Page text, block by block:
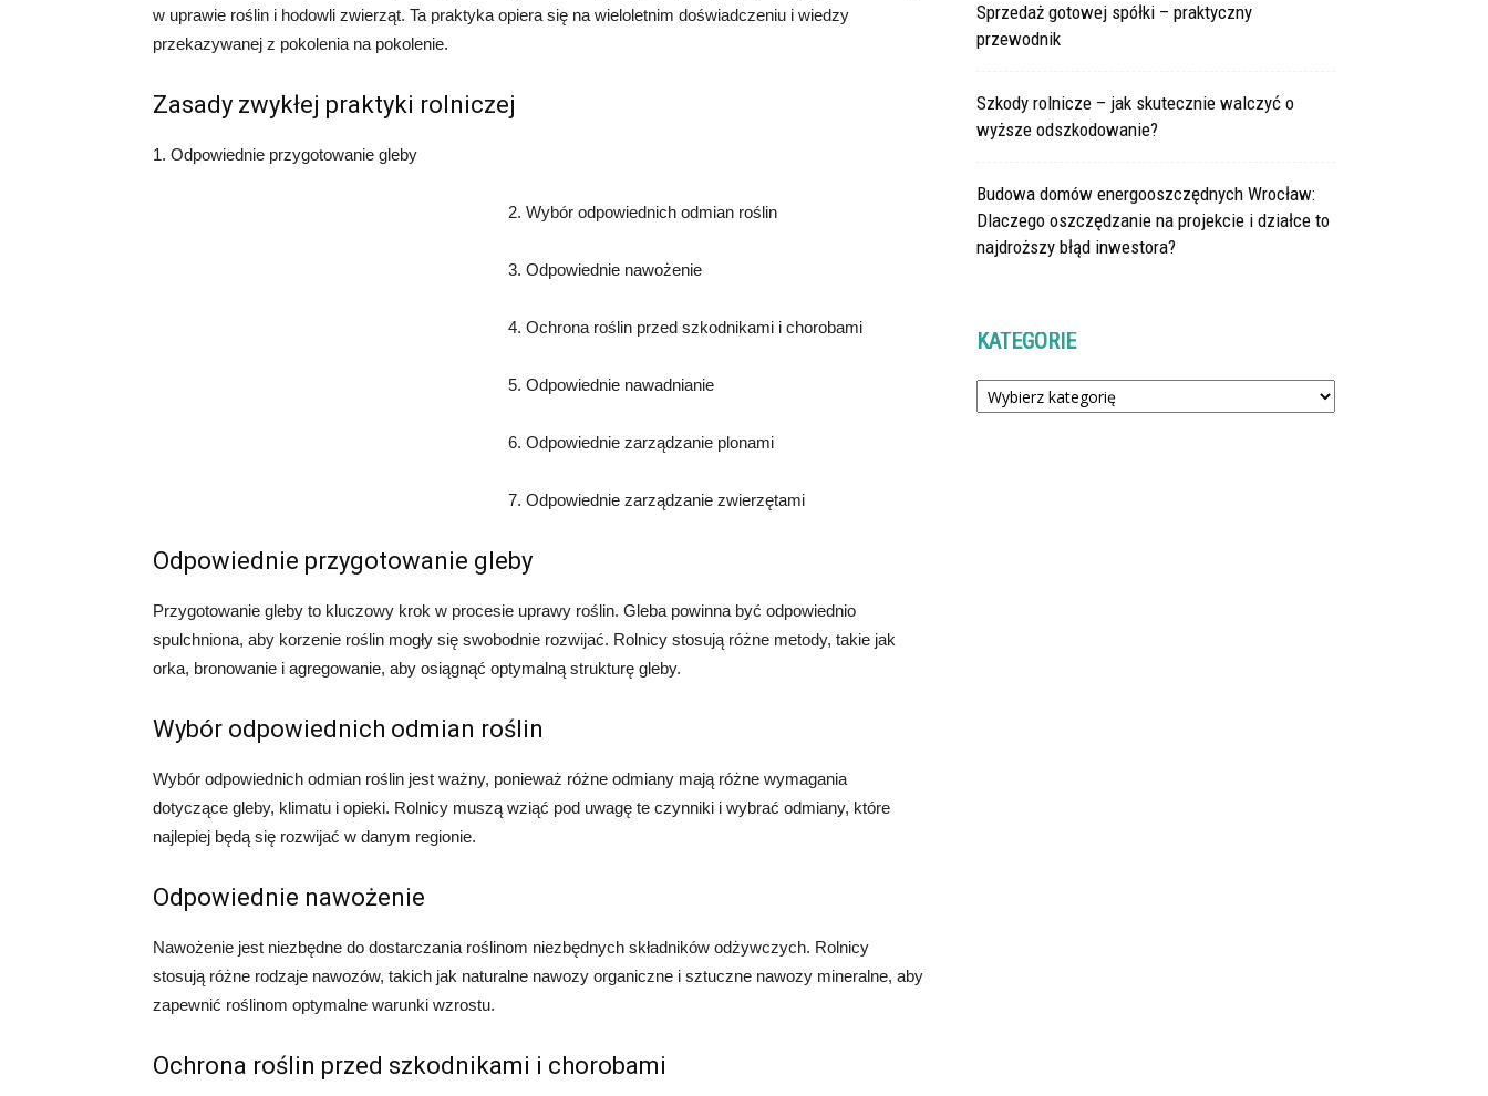
w uprawie roślin i hodowli zwierząt. Ta praktyka opiera się na wieloletnim doświadczeniu i wiedzy
przekazywanej z pokolenia na pokolenie.
Zasady zwykłej praktyki rolniczej
1. Odpowiednie przygotowanie gleby
2. Wybór odpowiednich odmian roślin
3. Odpowiednie nawożenie
4. Ochrona roślin przed szkodnikami i chorobami
5. Odpowiednie nawadnianie
6. Odpowiednie zarządzanie plonami
7. Odpowiednie zarządzanie zwierzętami
Odpowiednie przygotowanie gleby
Przygotowanie gleby to kluczowy krok w procesie uprawy roślin. Gleba powinna być odpowiednio
spulchniona, aby korzenie roślin mogły się swobodnie rozwijać. Rolnicy stosują różne metody, takie jak
orka, bronowanie i agregowanie, aby osiągnąć optymalną strukturę gleby.
Wybór odpowiednich odmian roślin
Wybór odpowiednich odmian roślin jest ważny, ponieważ różne odmiany mają różne wymagania
dotyczące gleby, klimatu i opieki. Rolnicy muszą wziąć pod uwagę te czynniki i wybrać odmiany, które
najlepiej będą się rozwijać w danym regionie.
Odpowiednie nawożenie
Nawożenie jest niezbędne do dostarczania roślinom niezbędnych składników odżywczych. Rolnicy
stosują różne rodzaje nawozów, takich jak naturalne nawozy organiczne i sztuczne nawozy mineralne, aby
zapewnić roślinom optymalne warunki wzrostu.
Ochrona roślin przed szkodnikami i chorobami
Sprzedaż gotowej spółki – praktyczny
przewodnik
Szkody rolnicze – jak skutecznie walczyć o
wyższe odszkodowanie?
Budowa domów energooszczędnych Wrocław:
Dlaczego oszczędzanie na projekcie i działce to
najdroższy błąd inwestora?
KATEGORIE
Kategorie